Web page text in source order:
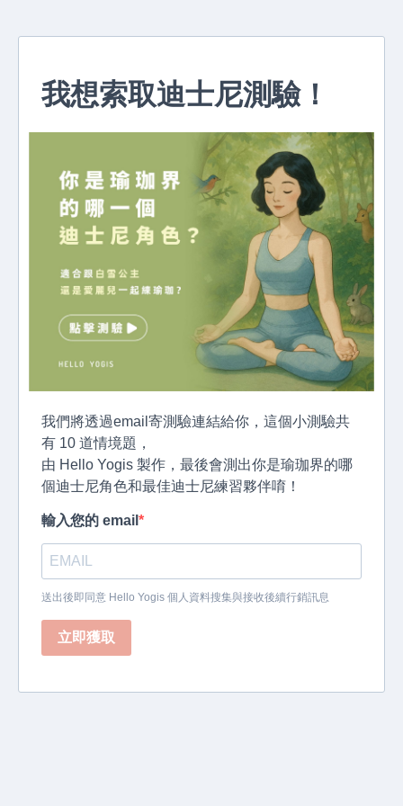
我想索取迪士尼測驗！
我們將透過email寄測驗連結給你，這個小測驗共
有 10 道情境題，
由 Hello Yogis 製作，最後會測出你是瑜珈界的哪
個迪士尼角色和最佳迪士尼練習夥伴唷！
輸入您的 email
送出後即同意 Hello Yogis 個人資料搜集與接收後續行銷訊息
立即獲取